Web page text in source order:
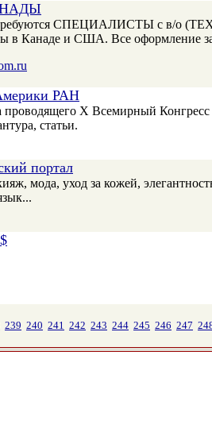
требуются СПЕЦИАЛИСТЫ с в/
в Канаде и США. Все оформление за
РАН
проводящего X Всемирный
статьи.
портал
мода, уход за кожей,
239 240 241 242 243 244 245 246 247